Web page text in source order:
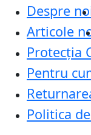
Despre
Articole
Protecţia
Pentru
Politica